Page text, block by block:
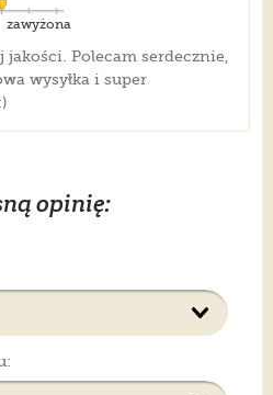
zawyżona
Polecam serdecznie,
wysyłka i super
opinię: